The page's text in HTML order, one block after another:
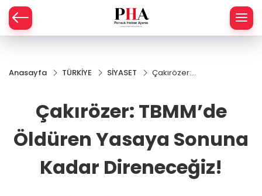
Anasayfa TÜRKİYE SİYASET
Çakırözer:
Yasaya
Sonuna
Direneceğiz!
Çakırözer: TBMM’de
Öldüren Yasaya Sonuna
Kadar Direneceğiz!